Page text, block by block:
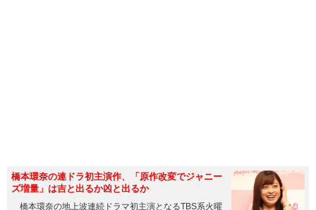
橋本環奈の連ドラ初主演作、「原作改変でジャニー
ズ増量」は吉と出るか凶と出るか
橋本環奈の地上波連続ドラマ初主演となるTBS系火曜